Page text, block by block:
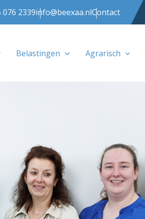
076 2339info@beexaa.nlContact
Belastingen Agrarisch